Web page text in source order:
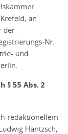
an
der
Nr.
und
55 Abs. 2
redaktionellem
Hantzsch,